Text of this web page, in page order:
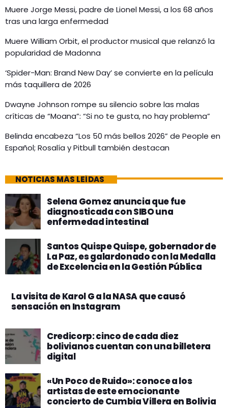
Muere Jorge Messi, padre de Lionel Messi, a los 68 años
tras una larga enfermedad
Muere William Orbit, el productor musical que relanzó la
popularidad de Madonna
‘Spider-Man: Brand New Day’ se convierte en la película
más taquillera de 2026
Dwayne Johnson rompe su silencio sobre las malas
críticas de “Moana”: “Si no te gusta, no hay problema”
Belinda encabeza “Los 50 más bellos 2026” de People en
Español; Rosalía y Pitbull también destacan
NOTICIAS MÁS LEÍDAS
Selena Gomez anuncia que fue
diagnosticada con SIBO una
enfermedad intestinal
Santos Quispe Quispe, gobernador de
La Paz, es galardonado con la Medalla
de Excelencia en la Gestión Pública
La visita de Karol G a la NASA que causó
sensación en Instagram
Credicorp: cinco de cada diez
bolivianos cuentan con una billetera
digital
«Un Poco de Ruido»: conoce a los
artistas de este emocionante
concierto de Cumbia Villera en Bolivia